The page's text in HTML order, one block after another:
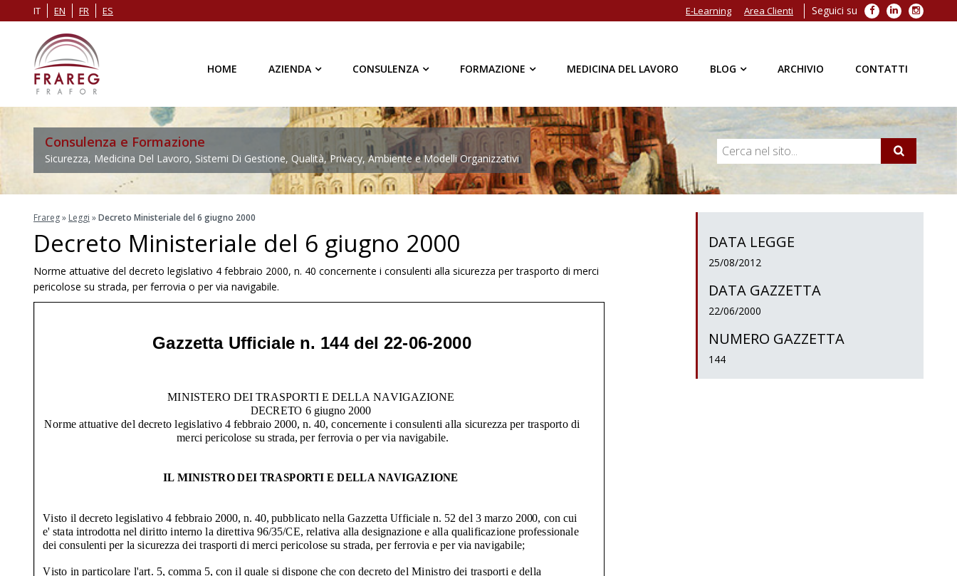
IT EN FR ES Seguici su Facebook
LinkedIn
E-Learning Area Clienti
HOME AZIENDA CONSULENZA FORMAZIONE MEDICINA DEL LAVORO BLOG ARCHIVIO CONTATTI
Consulenza e Formazione
Sicurezza, Medicina Del Lavoro, Sistemi Di Gestione, Qualità, Privacy, Ambiente e Modelli Organizzativi
Frareg» Leggi »Decreto Ministeriale del 6 giugno 2000
Decreto Ministeriale del 6 giugno 2000
Norme attuative del decreto legislativo 4 febbraio 2000, n. 40 concernente i consulenti alla sicurezza per trasporto di merci
pericolose su strada, per ferrovia o per via navigabile.
DATA LEGGE
25/08/2012
DATA GAZZETTA
22/06/2000
NUMERO GAZZETTA
144